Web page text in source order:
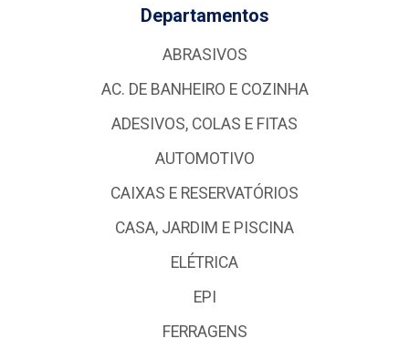
Departamentos
ABRASIVOS
AC. DE BANHEIRO E COZINHA
ADESIVOS, COLAS E FITAS
AUTOMOTIVO
CAIXAS E RESERVATÓRIOS
CASA, JARDIM E PISCINA
ELÉTRICA
EPI
FERRAGENS